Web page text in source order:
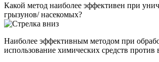
Какой метод наиболее эффективен при
грызунов/ насекомых?
Наиболее эффективным методом при
использование химических средств против